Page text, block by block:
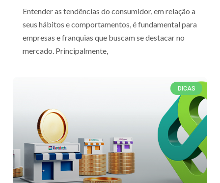
Entender as tendências do consumidor, em relação a
seus hábitos e comportamentos, é fundamental para
empresas e franquias que buscam se destacar no
mercado. Principalmente,
DICAS